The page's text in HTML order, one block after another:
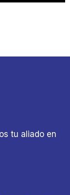
tu aliado en